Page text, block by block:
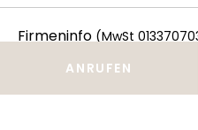
ANRUFEN
Firmeninfo (MwSt
IT032006A1EII7FGSV -
Einstellungen